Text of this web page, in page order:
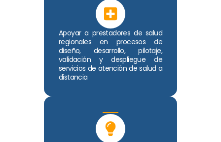
Apoyar a prestadores de salud
regionales en procesos de
diseño, desarrollo, pilotaje,
validación y despliegue de
servicios de atención de salud a
distancia